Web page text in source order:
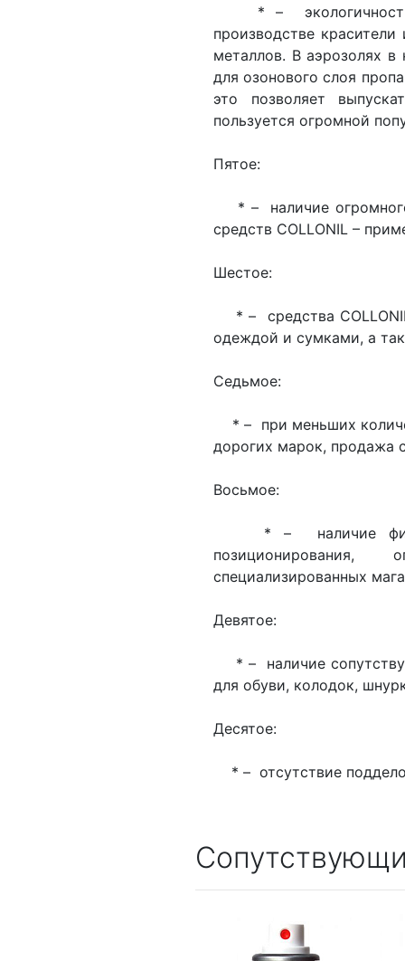
* – экологичность
производстве
металлов. В аэрозолях в
для озонового слоя
это позволяет
пользуется огромной
Пятое:
* – наличие
средств COLLONIL –
Шестое:
* – средства
одеждой и сумками, а
Седьмое:
* – при меньших
дорогих марок, продажа
Восьмое:
* – наличие
специализированных
Девятое:
* – наличие
для обуви, колодок,
Десятое:
* – отсутствие